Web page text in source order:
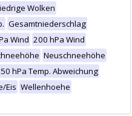
Wolken
Gesamtniederschlag
Wind 200 hPa Wind
Neuschneehöhe
hPa Temp. Abweichung
Eis Wellenhoehe